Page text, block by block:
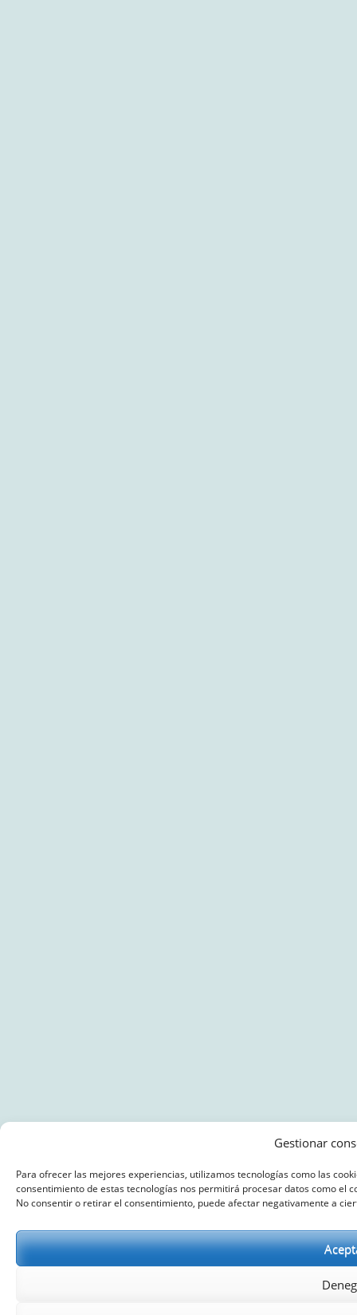
Gestionar
Para ofrecer las mejores experiencias, utilizamos tecnologías como las
consentimiento de estas tecnologías nos permitirá procesar datos como el
No consentir o retirar el consentimiento, puede afectar negativamente a